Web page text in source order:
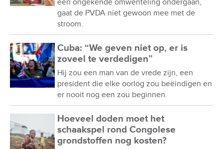
een ongekende omwenteling ondergaan,
gaat de PVDA niet gewoon mee met de
stroom.
Cuba: “We geven niet op, er is
zoveel te verdedigen”
Hij zou een man van de vrede zijn, een
president die elke oorlog zou beëindigen en
er nooit nog een zou beginnen.
Hoeveel doden moet het
schaakspel rond Congolese
grondstoffen nog kosten?